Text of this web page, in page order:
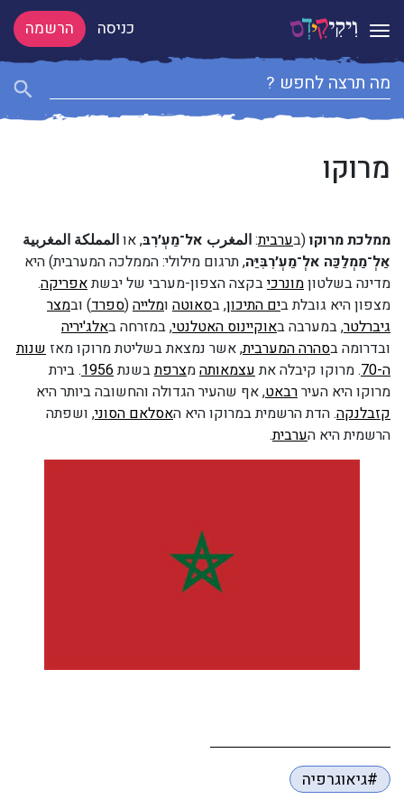
Toggle navigation כניסה הרשמה
מרוקו
ממלכת מרוקו(בערבית:المغرب אל־מַעְ׳רִבּ, אוالمملكة المغربية
אַלְ־מַמְלַכַּה אלְ־מַעְ׳רִבִּיַּה, תרגום מילולי: הממלכה המערבית) היא
מדינה בשלטוןמונרכיבקצה הצפון-מערבי של יבשתאפריקה.
מצפון היא גובלת בים התיכון, בסאוטה ומלייה(ספרד) ובמצר
גיברלטר, במערבה באוקיינוס האטלנטי, במזרחה באלג'יריה
ובדרומה בסהרה המערבית, אשר נמצאת בשליטת מרוקו מאז שנות
ה-70
. מרוקו קיבלה אתעצמאותהמצרפתבשנת1956. בירת
מרוקו היא העיררבאט, אף שהעיר הגדולה והחשובה ביותר היא
קזבלנקה. הדת הרשמית במרוקו היא האסלאם הסוני, ושפתה
הרשמית היא הערבית.
#גיאוגרפיה